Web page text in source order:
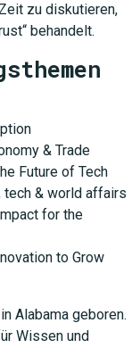
zu diskutieren,
behandelt.
& Trade
Future of Tech
& world affairs
for the
to Grow
Alabama geboren.
Wissen und